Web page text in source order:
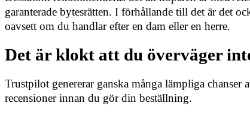
garanterade bytesrätten. I förhållande till det är det
oavsett om du handlar efter en dam eller en herre.
Det är klokt att du överväger
Trustpilot genererar ganska många lämpliga
recensioner innan du gör din beställning.